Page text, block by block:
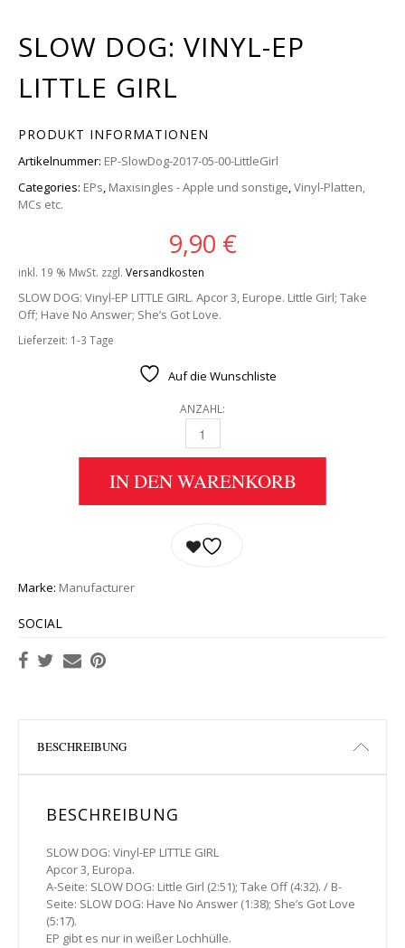
SLOW DOG: VINYL-EP
LITTLE GIRL
PRODUKT INFORMATIONEN
Artikelnummer: EP-SlowDog-2017-05-00-LittleGirl
Categories: EPs, Maxisingles - Apple und sonstige,Vinyl-Platten,
MCs etc.
9,90 €
inkl. 19 % MwSt. zzgl. Versandkosten
SLOW DOG: Vinyl-EP LITTLE GIRL. Apcor 3, Europe. Little Girl; Take
Off; Have No Answer; She’s Got Love.
Lieferzeit: 1-3 Tage
Auf die Wunschliste
ANZAHL:
SLOW DOG: VINYL-EP LITTLE GIRL QUANTITY
IN DEN WARENKORB
Marke: Manufacturer
SOCIAL
BESCHREIBUNG
BESCHREIBUNG
SLOW DOG: Vinyl-EP LITTLE GIRL
Apcor 3, Europa.
A-Seite: SLOW DOG: Little Girl (2:51); Take Off (4:32). / B-
Seite: SLOW DOG: Have No Answer (1:38); She’s Got Love
(5:17).
EP gibt es nur in weißer Lochhülle.